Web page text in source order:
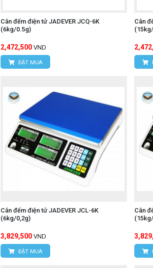
Cân đếm điện tử JADEVER JCQ-6K
(6kg/0.5g)
2,472,500 VND
ĐẶT MUA
Cân
Cân đếm điện tử JADEVER JCL-6K
(6kg/0,2g)
3,829,500 VND
ĐẶT MUA
Cân